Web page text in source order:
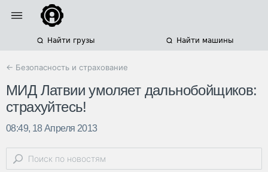
Найти грузы Найти машины
← Безопасность и страхование
МИД Латвии умоляет дальнобойщиков:
страхуйтесь!
08:49, 18 Апреля 2013